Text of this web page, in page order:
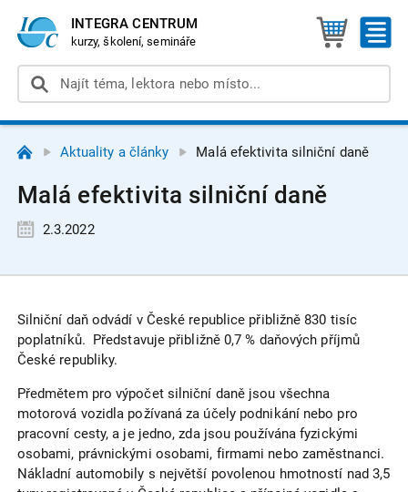
INTEGRA CENTRUM
kurzy, školení, semináře
Aktuality a články Malá efektivita silniční daně
Malá efektivita silniční daně
2.3.2022
Silniční daň odvádí v České republice přibližně 830 tisíc
poplatníků. Představuje přibližně 0,7 % daňových příjmů
České republiky.
Předmětem pro výpočet silniční daně jsou všechna
motorová vozidla požívaná za účely podnikání nebo pro
pracovní cesty, a je jedno, zda jsou používána fyzickými
osobami, právnickými osobami, firmami nebo zaměstnanci.
Nákladní automobily s největší povolenou hmotností nad 3,5